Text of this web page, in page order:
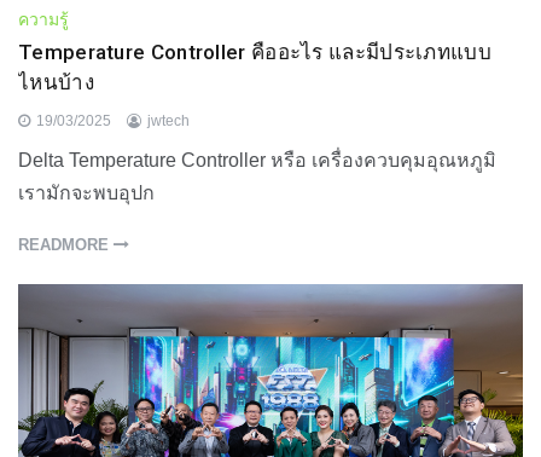
ความรู้
Temperature Controller คืออะไร และมีประเภทแบบ
ไหนบ้าง
19/03/2025 jwtech
Delta Temperature Controller หรือ เครื่องควบคุมอุณหภูมิ
เรามักจะพบอุปก
READMORE